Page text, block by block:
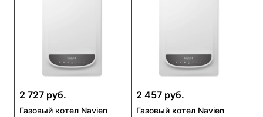
2 727 руб.
Газовый котел Navien
2 457 руб.
Газовый котел Navien